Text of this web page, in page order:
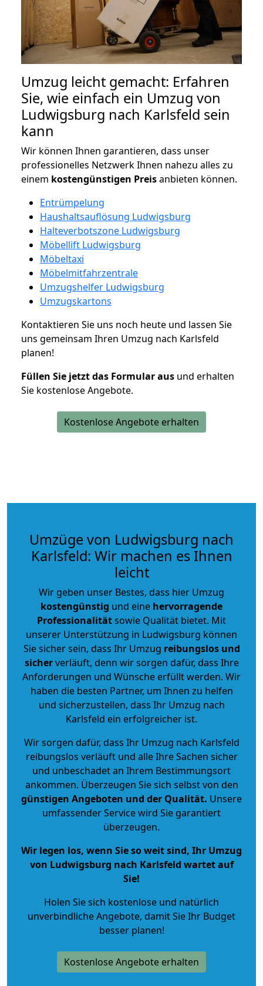
Umzug leicht gemacht: Erfahren
Sie, wie einfach ein Umzug von
Ludwigsburg nach Karlsfeld sein
kann
Wir können Ihnen garantieren, dass unser
professionelles Netzwerk Ihnen nahezu alles zu
einem kostengünstigen Preisanbieten können.
Entrümpelung
Haushaltsauflösung Ludwigsburg
Halteverbotszone Ludwigsburg
Möbellift Ludwigsburg
Möbeltaxi
Möbelmitfahrzentrale
Umzugshelfer Ludwigsburg
Umzugskartons
Kontaktieren Sie uns noch heute und lassen Sie
uns gemeinsam Ihren Umzug nach Karlsfeld
planen!
Füllen Sie jetzt das Formular aus und erhalten
Sie kostenlose Angebote.
Kostenlose Angebote erhalten
Umzüge von Ludwigsburg nach
Karlsfeld: Wir machen es Ihnen
leicht
Wir geben unser Bestes, dass hier Umzug
kostengünstig und eine hervorragende
Professionalitätsowie Qualität bietet. Mit
unserer Unterstützung in Ludwigsburg können
Sie sicher sein, dass Ihr Umzug reibungslos und
sicherverläuft, denn wir sorgen dafür, dass Ihre
Anforderungen und Wünsche erfüllt werden. Wir
haben die besten Partner, um Ihnen zu helfen
und sicherzustellen, dass Ihr Umzug nach
Karlsfeld ein erfolgreicher ist.
Wir sorgen dafür, dass Ihr Umzug nach Karlsfeld
reibungslos verläuft und alle Ihre Sachen sicher
und unbeschadet an Ihrem Bestimmungsort
ankommen. Überzeugen Sie sich selbst von den
günstigen Angeboten und der Qualität. Unsere
umfassender Service wird Sie garantiert
überzeugen.
Wir legen los, wenn Sie so weit sind, Ihr Umzug
von Ludwigsburg nach Karlsfeld wartet auf
Sie!
Holen Sie sich kostenlose und natürlich
unverbindliche Angebote, damit Sie Ihr Budget
besser planen!
Kostenlose Angebote erhalten